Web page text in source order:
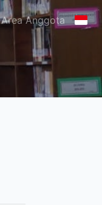
Area Anggota